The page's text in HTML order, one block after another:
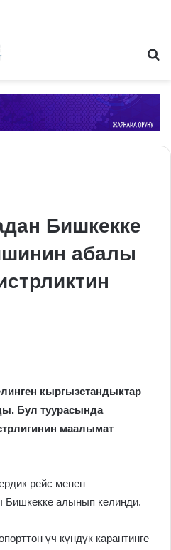
Бишкекке
абалы
кыргызстандыктар
Бул туурасында
маалымат
рейс менен
Бишкекке алынып келинди.
үч күндүк карантинге